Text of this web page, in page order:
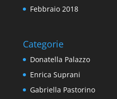
Febbraio 2018
Categorie
Donatella Palazzo
Enrica Suprani
Gabriella Pastorino